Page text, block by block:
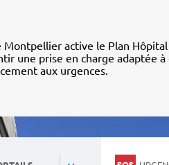
Montpellier active le Plan
une prise en charge adaptée
aux urgences.